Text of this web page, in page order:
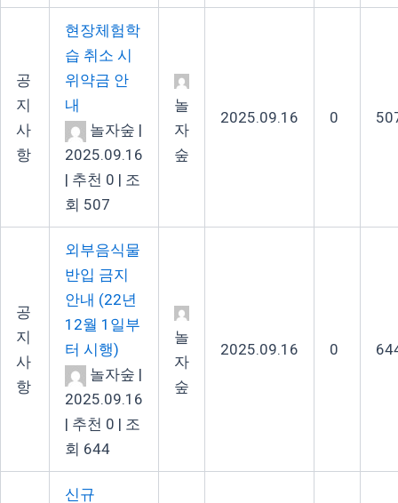
공
지
사
항
현장체험학
습 취소 시
위약금 안
내
놀자숲 |
2025.09.16
| 추천 0 | 조
회 507
놀
자
숲
2025.09.16 0
공
지
사
항
외부음식물
반입 금지
안내 (22년
12월 1일부
터 시행)
놀자숲 |
2025.09.16
| 추천 0 | 조
회 644
놀
자
숲
2025.09.16 0
신규